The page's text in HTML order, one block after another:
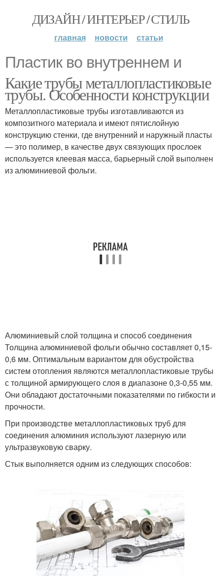
ДИЗАЙН / ИНТЕРЬЕР / СТИЛЬ
главная новости статьи
Пластик во внутреннем и
Какие трубы металлопластиковые
трубы. Особенности конструкции
Металлопластиковые трубы изготавливаются из
композитного материала и имеют пятислойную
конструкцию стенки, где внутренний и наружный пласты
— это полимер, в качестве двух связующих прослоек
используется клеевая масса, барьерный слой выполнен
из алюминиевой фольги.
Алюминиевый слой толщина и способ соединения
Толщина алюминиевой фольги обычно составляет 0,15-
0,6 мм. Оптимальным вариантом для обустройства
систем отопления являются металлопластиковые трубы
с толщиной армирующего слоя в диапазоне 0,3-0,55 мм.
Они обладают достаточными показателями по гибкости и
прочности.
При производстве металлопластиковых труб для
соединения алюминия используют лазерную или
ультразвуковую сварку.
Стык выполняется одним из следующих способов: